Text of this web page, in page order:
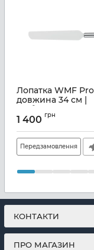
Лопатка WMF
довжина 34 см |
сріблястий (18
6030)
Артикул:M00160418
1 400 грн
Передзамовлення
КОНТАКТИ
ПРО МАГАЗИН